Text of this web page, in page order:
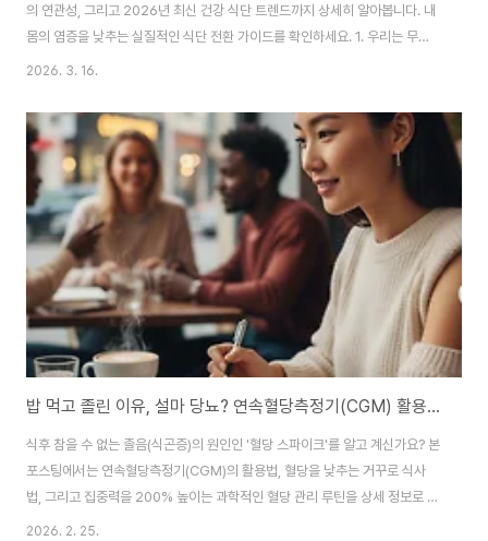
의 연관성, 그리고 2026년 최신 건강 식단 트렌드까지 상세히 알아봅니다. 내
몸의 염증을 낮추는 실질적인 식단 전환 가이드를 확인하세요. 1. 우리는 무엇
을 먹고 있는가?우리는 인류 역사상 가장 풍요롭지만, 역설적으로 가장 '영양가
심에 먹는 샌드위치, 퇴근 후 즐기는 냉동 치킨과 제로 콜라. 이 모든 음식의 공
통점은 무엇일까요? 바로 '초가공식품(Ultra-Processed Foods, UPF)'이
라는 점입니다. 최근 구글 검색 트렌드에서 '건강'과 함께 가장 많이 언급되는
키워드가 바로 이 초가공식품입니다. 단순히 살이 찌는 문제를 넘어, 우리..
2026. 3. 16.
밥 먹고 졸린 이유, 설마 당뇨? 연속혈당측정기(CGM) 활용한 혈당 스파이크 예방 및 집중력 강화 식단 가이드
식후 참을 수 없는 졸음(식곤증)의 원인인 '혈당 스파이크'를 알고 계신가요? 본
포스팅에서는 연속혈당측정기(CGM)의 활용법, 혈당을 낮추는 거꾸로 식사
법, 그리고 집중력을 200% 높이는 과학적인 혈당 관리 루틴을 상세 정보로 전
해드립니다. 식후 쏟아지는 졸음, 단순한 피로일까? 혈당 스파이크 잡고 집중력
2026. 2. 25.